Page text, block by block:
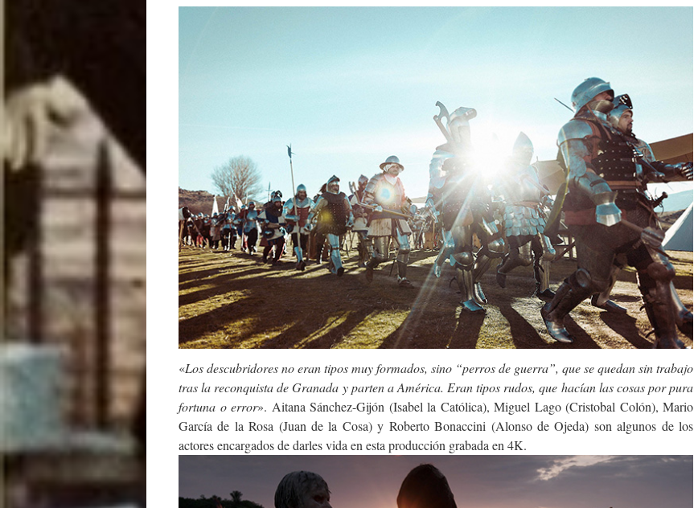
«Los descubridores no eran tipos muy formados, sino “perros de guerra”, que se quedan sin trabajo
tras la reconquista de Granada y parten a América. Eran tipos rudos, que hacían las cosas por pura
fortuna o error». Aitana Sánchez-Gijón (Isabel la Católica), Miguel Lago (Cristobal Colón), Mario
García de la Rosa (Juan de la Cosa) y Roberto Bonaccini (Alonso de Ojeda) son algunos de los
actores encargados de darles vida en esta producción grabada en 4K.